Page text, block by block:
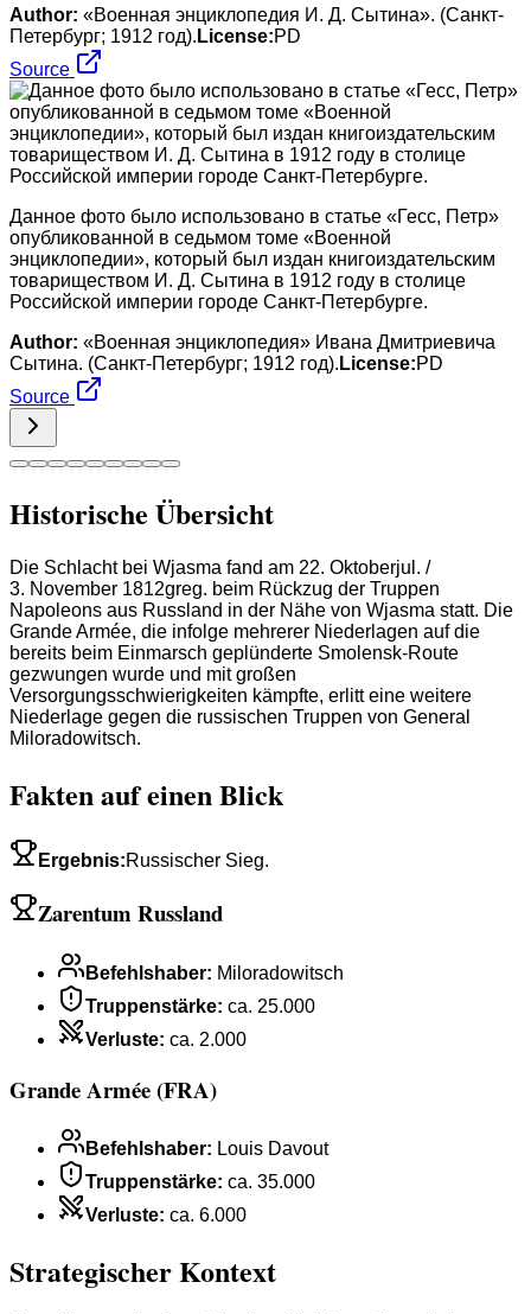
Author: «Военная энциклопедия И. Д. Сытина». (Санкт-
Петербург; 1912 год). License:PD
Source
Данное фото было использовано в статье «Гесс, Петр»
опубликованной в седьмом томе «Военной
энциклопедии», который был издан книгоиздательским
товариществом И. Д. Сытина в 1912 году в столице
Российской империи городе Санкт-Петербурге.
Author: «Военная энциклопедия» Ивана Дмитриевича
Сытина. (Санкт-Петербург; 1912 год). License:PD
Source
Historische Übersicht
Die Schlacht bei Wjasma fand am 22. Oktoberjul. /
3. November 1812greg. beim Rückzug der Truppen
Napoleons aus Russland in der Nähe von Wjasma statt. Die
Grande Armée, die infolge mehrerer Niederlagen auf die
bereits beim Einmarsch geplünderte Smolensk-Route
gezwungen wurde und mit großen
Versorgungsschwierigkeiten kämpfte, erlitt eine weitere
Niederlage gegen die russischen Truppen von General
Miloradowitsch.
Fakten auf einen Blick
Ergebnis:Russischer Sieg.
Zarentum Russland
Befehlshaber: Miloradowitsch
Truppenstärke: ca. 25.000
Verluste: ca. 2.000
Grande Armée (FRA)
Befehlshaber: Louis Davout
Truppenstärke: ca. 35.000
Verluste: ca. 6.000
Strategischer Kontext